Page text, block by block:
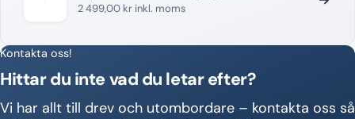
2 499,00 kr inkl. moms
Kontakta oss!
Hittar du inte vad du letar efter?
Vi har allt till drev och utombordare – kontakta oss så